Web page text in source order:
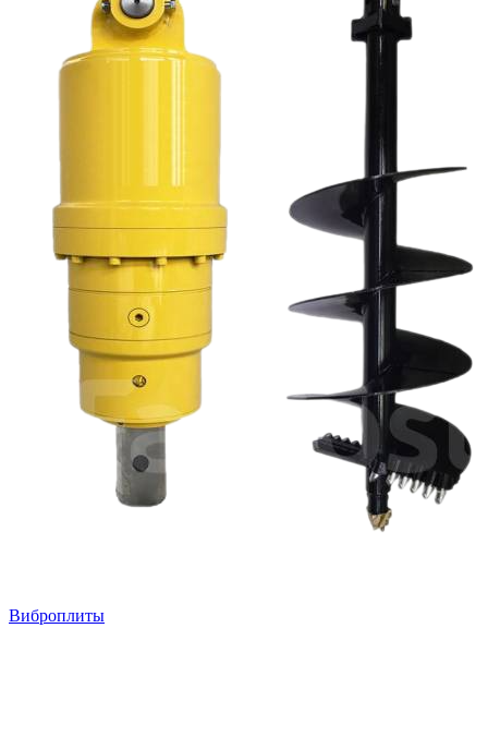
Виброплиты